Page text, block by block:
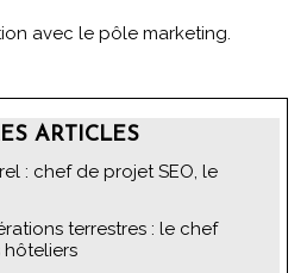
avec le pôle marketing.
ARTICLES
: chef de projet SEO, le
terrestres : le chef
hôteliers